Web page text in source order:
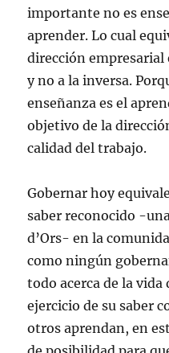
importante no es
aprender. Lo cual
dirección empresarial
y no a la inversa.
enseñanza es el
objetivo de la
calidad del trabajo.
Gobernar hoy
saber reconocido -
d’Ors- en la
como ningún
todo acerca de la
ejercicio de su saber
otros aprendan, en